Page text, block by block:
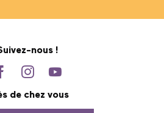
nous !
de chez vous